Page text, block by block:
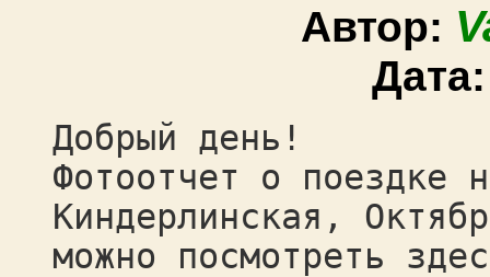
Автор:
Добрый день!
Фотоотчет о поездке
Киндерлинская,
можно посмотреть